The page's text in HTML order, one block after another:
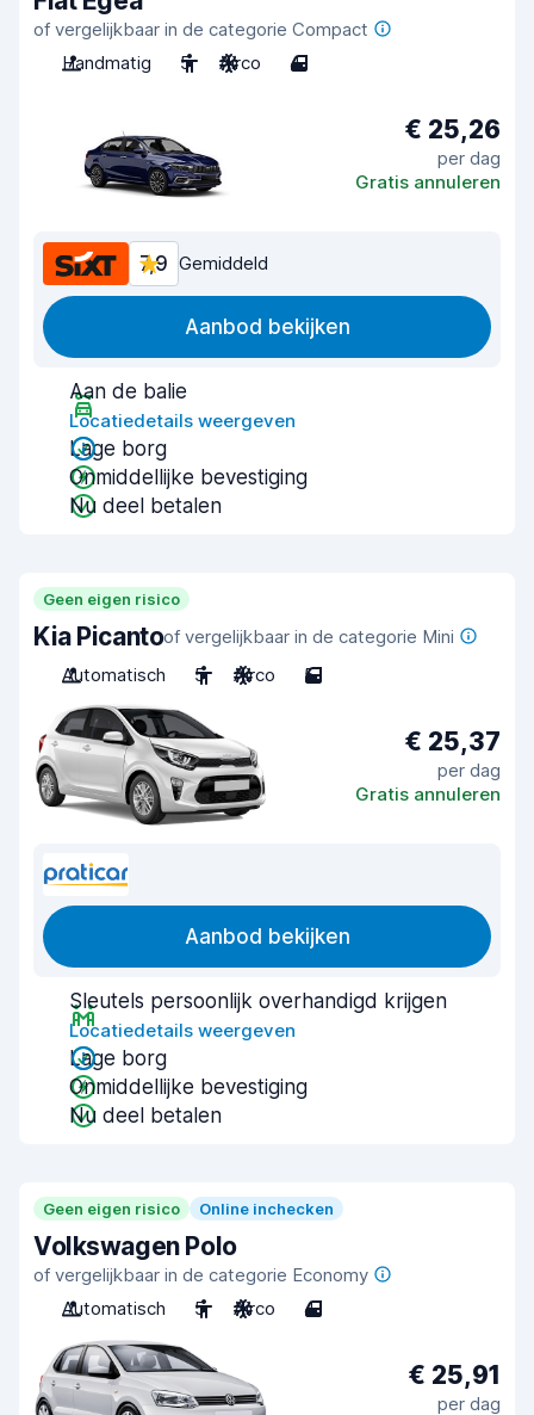
of vergelijkbaar in de categorie Compact
Handmatig
5 Airco 4
€ 25,26
per dag
Gratis annuleren
7,9 Gemiddeld
Aanbod bekijken
Aan de balie
Locatiedetails weergeven
Lage borg
Onmiddellijke bevestiging
Nu deel betalen
Geen eigen risico
Kia Picantoof vergelijkbaar in de categorie Mini
Automatisch
5 Airco 5
€ 25,37
per dag
Gratis annuleren
Aanbod bekijken
Sleutels persoonlijk overhandigd krijgen
Locatiedetails weergeven
Lage borg
Onmiddellijke bevestiging
Nu deel betalen
Geen eigen risico Online inchecken
Volkswagen Polo
of vergelijkbaar in de categorie Economy
Automatisch
5 Airco 4
€ 25,91
per dag